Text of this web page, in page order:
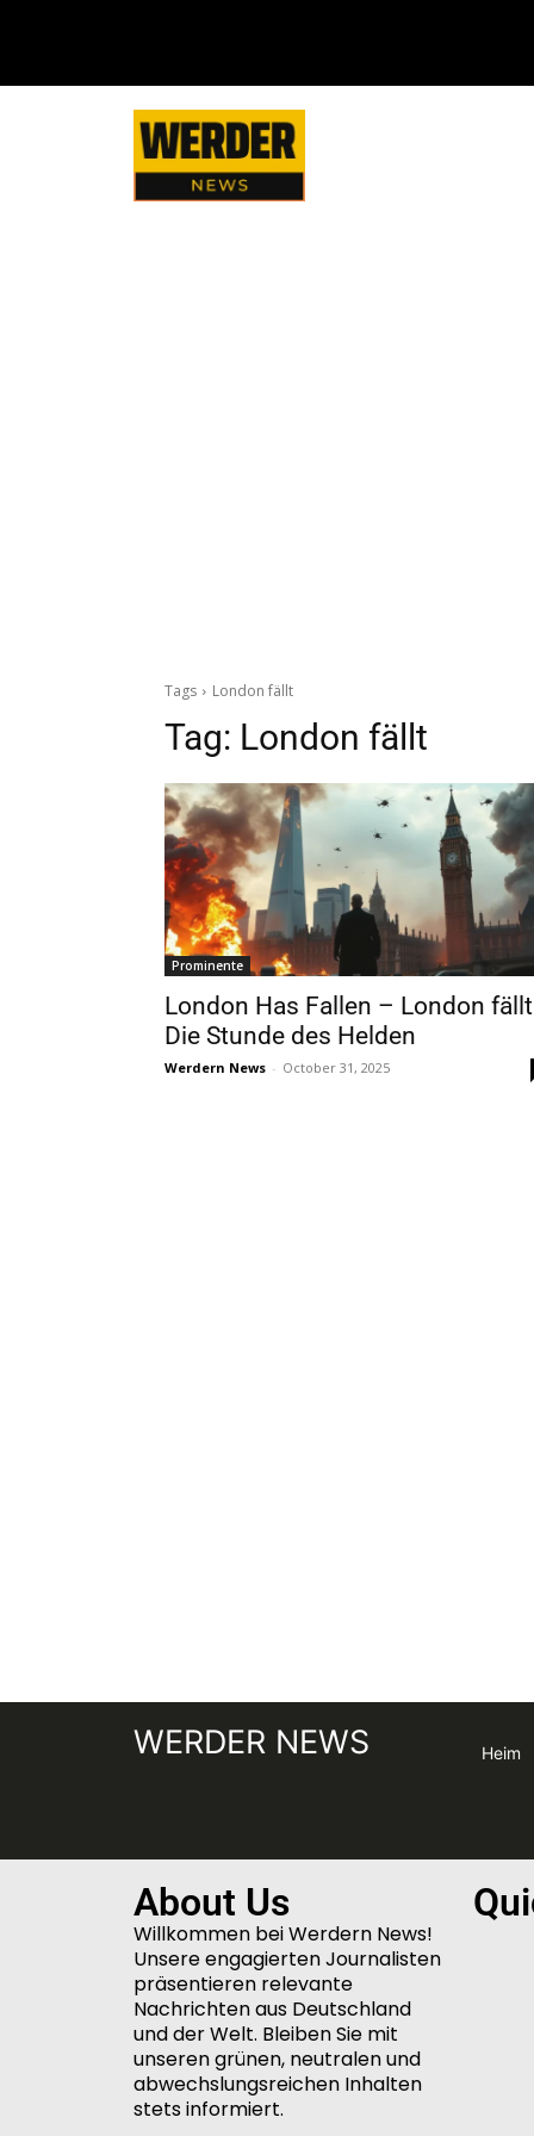
Tags London fällt
Tag: London fällt
Prominente
London Has Fallen – London
Die Stunde des Helden
Werdern News - October 31, 2025
WERDER NEWS Heim
About Us
Willkommen bei Werdern News!
Unsere engagierten Journalisten
präsentieren relevante
Nachrichten aus Deutschland
und der Welt. Bleiben Sie mit
unseren grünen, neutralen und
abwechslungsreichen Inhalten
stets informiert.